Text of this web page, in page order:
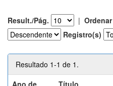
Result./Pág. |
Registro(s)
Resultado 1-1 de 1.
Ano de
Título